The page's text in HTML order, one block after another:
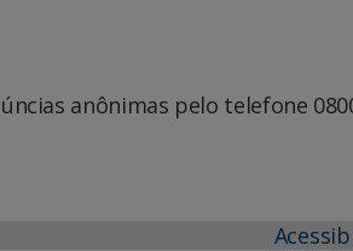
anônimas pelo telefone